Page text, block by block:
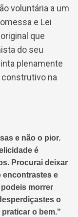
voluntária a um
e Lei
que
do seu
plenamente
na
e não o pior.
é
Procurai deixar
encontrastes e
morrer
o
o bem."